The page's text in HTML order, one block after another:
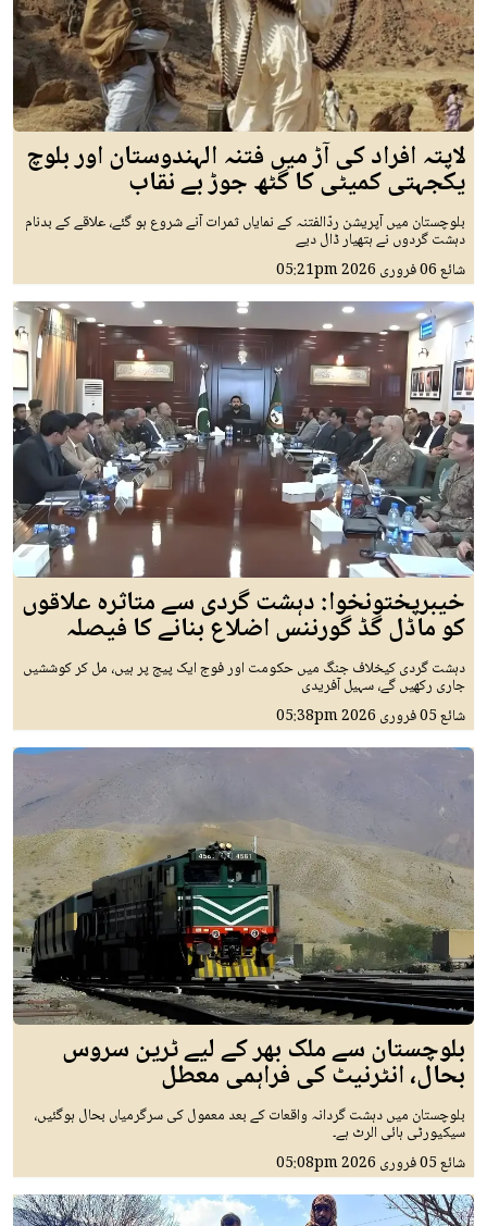
لاپتہ افراد کی آڑ میں فتنہ الہندوستان اور بلوچ
یکجہتی کمیٹی کا گٹھ جوڑ بے نقاب
بلوچستان میں آپریشن ردّالفتنہ کے نمایاں ثمرات آنے شروع ہو گئے، علاقے کے بدنام
دہشت گردوں نے ہتھیار ڈال دیے
شائع06 فروری 2026 05:21pm
خیبرپختونخوا: دہشت گردی سے متاثرہ علاقوں
کو ماڈل گڈ گورننس اضلاع بنانے کا فیصلہ
دہشت گردی کیخلاف جنگ میں حکومت اور فوج ایک پیج پر ہیں، مل کر کوششیں
جاری رکھیں گے، سہیل آفریدی
شائع05 فروری 2026 05:38pm
بلوچستان سے ملک بھر کے لیے ٹرین سروس
بحال، انٹرنیٹ کی فراہمی معطل
بلوچستان میں دہشت گردانہ واقعات کے بعد معمول کی سرگرمیاں بحال ہوگئیں،
سیکیورٹی ہائی الرٹ ہے۔
شائع05 فروری 2026 05:08pm